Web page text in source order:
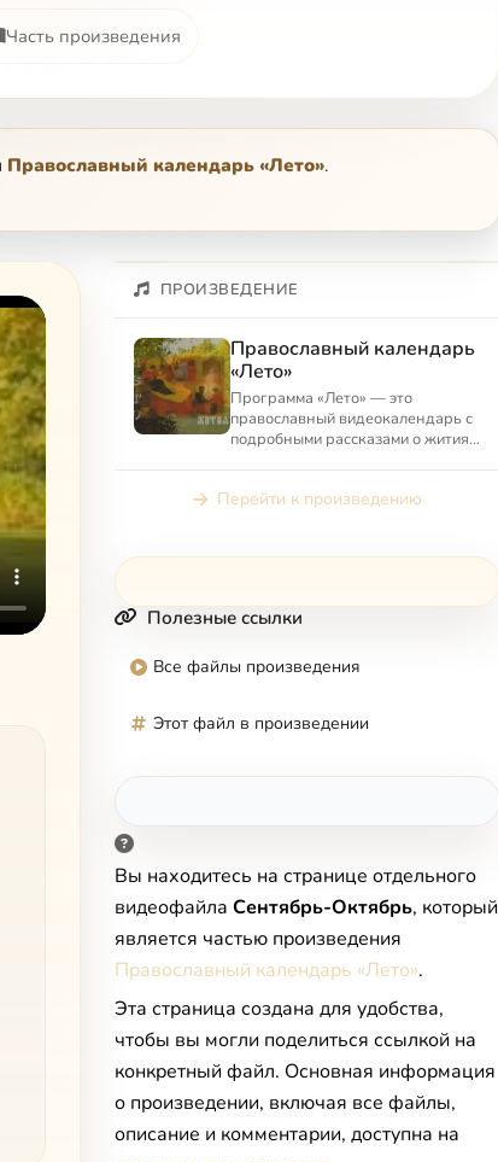
Часть произведения
Православный календарь «Лето».
ПРОИЗВЕДЕНИЕ
Православный календарь
«Лето»
Программа «Лето» — это
православный видеокалендарь с
подробными рассказами о житиях
прогр...
Перейти к произведению
Полезные ссылки
Все файлы произведения
Этот файл в произведении
Вы находитесь на странице отдельного
видеофайла Сентябрь-Октябрь, который
является частью произведения
Православный календарь «Лето».
Эта страница создана для удобства,
чтобы вы могли поделиться ссылкой на
конкретный файл. Основная информация
о произведении, включая все файлы,
описание и комментарии, доступна на